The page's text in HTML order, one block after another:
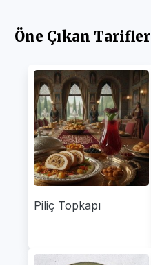
Öne Çıkan Tarifler
Piliç Topkapı